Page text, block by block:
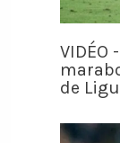
VIDÉO
de